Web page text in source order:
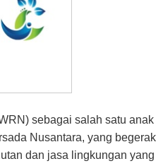
sebagai salah satu anak
Nusantara, yang begerak
dan jasa lingkungan yang